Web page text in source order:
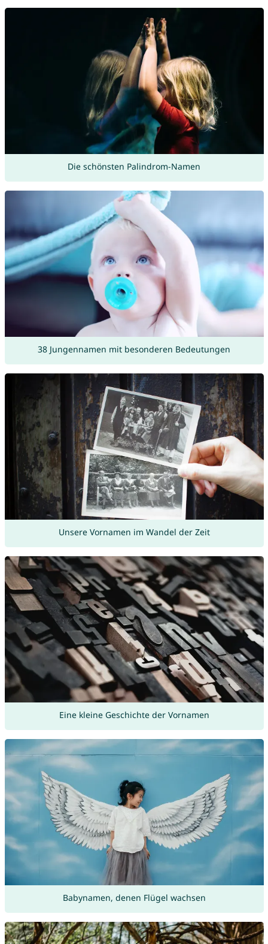
Die schönsten Palindrom-Namen
38 Jungennamen mit besonderen Bedeutungen
Unsere Vornamen im Wandel der Zeit
Eine kleine Geschichte der Vornamen
Babynamen, denen Flügel wachsen